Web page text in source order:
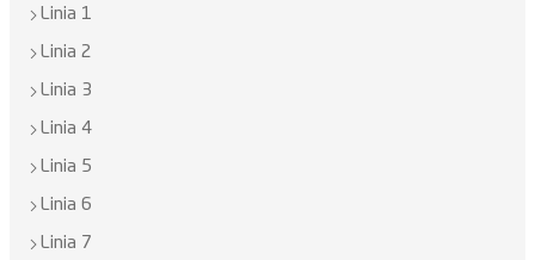
Linia 1
Linia 2
Linia 3
Linia 4
Linia 5
Linia 6
Linia 7